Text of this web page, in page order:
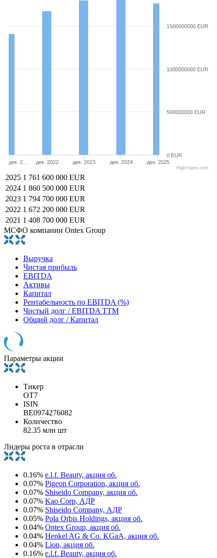
дек. 2… дек. 2022 дек. 2023 дек. 2024 дек. 2025
0 EUR
500000000 EUR
1000000000 EUR
1500000000 EUR
Highcharts.com
2025 1 761 600 000 EUR
2024 1 860 500 000 EUR
2023 1 794 700 000 EUR
2022 1 672 200 000 EUR
2021 1 408 700 000 EUR
МСФО компании Ontex Group
Выручка
Чистая прибыль
EBITDA
Активы
Капитал
Рентабельность по EBITDA (%)
Чистый долг / EBITDA TTM
Общий долг / Капитал
Параметры акции
Тикер
OT7
ISIN
BE0974276082
Количество
82.35 млн шт
Лидеры роста в отрасли
0.16% e.l.f. Beauty, акция об.
0.07% Pigeon Corporation, акция об.
0.07% Shiseido Company, акция об.
0.07% Kao Corp, АДР
0.07% Shiseido Company, АДР
0.05% Pola Orbis Holdings, акция об.
0.04% Ontex Group, акция об.
0.04% Henkel AG & Co. KGaA, акция об.
0.04% Lion, акция об.
0.16% e.l.f. Beauty, акция об.